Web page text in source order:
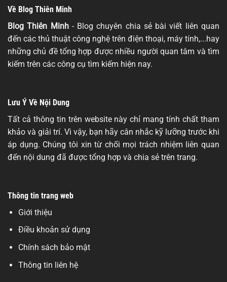
Về Blog Thiên Minh
Blog Thiên Minh- Blog chuyên chia sẻ bài viết liên quan
đến các thủ thuật công nghệ trên điện thoại, máy tính,...hay
những chủ đề tổng hợp được nhiều người quan tâm và tìm
kiếm trên các công cụ tìm kiếm hiện nay.
Lưu Ý Về Nội Dung
Tất cả thông tin trên website này chỉ mang tính chất tham
khảo và giải trí. Vì vậy, bạn hãy cân nhắc kỹ lưỡng trước khi
áp dụng. Chúng tôi xin từ chối mọi trách nhiệm liên quan
đến nội dung đã được tổng hợp và chia sẻ trên trang.
Thông tin trang web
Giới thiệu
Điều khoản sử dụng
Chính sách bảo mật
Thông tin liên hệ